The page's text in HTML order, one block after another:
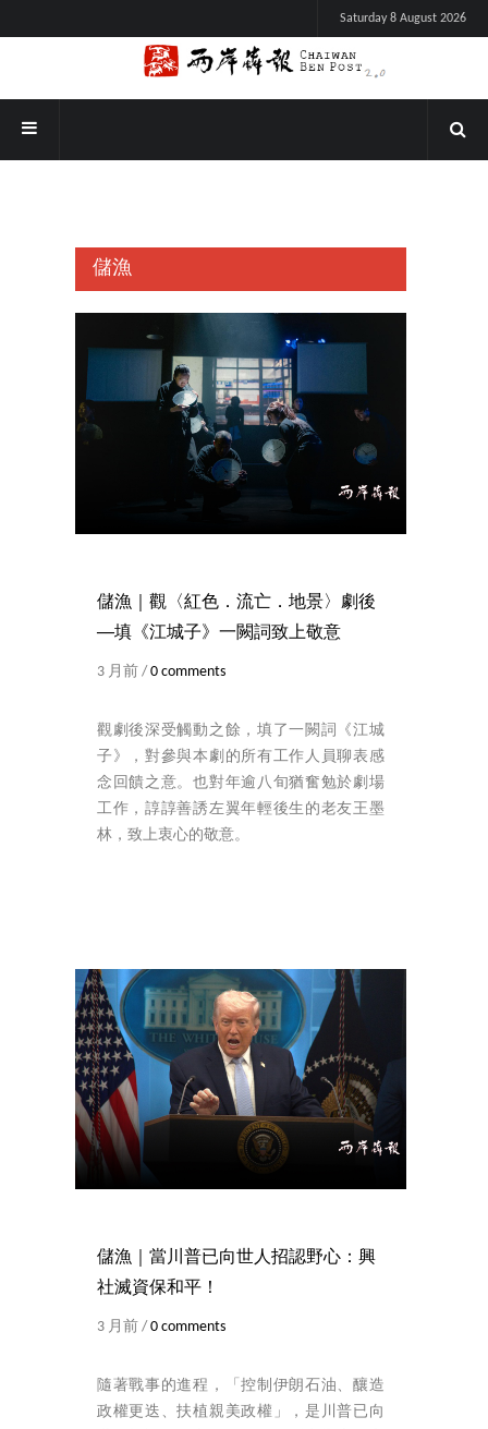
Saturday 8 August 2026
儲漁
儲漁｜觀〈紅色．流亡．地景〉劇後
──填《江城子》一闕詞致上敬意
3 月前 /0 comments
觀劇後深受觸動之餘，填了一闕詞《江城
子》，對參與本劇的所有工作人員聊表感
念回饋之意。也對年逾八旬猶奮勉於劇場
工作，諄諄善誘左翼年輕後生的老友王墨
林，致上衷心的敬意。
儲漁｜當川普已向世人招認野心：興
社滅資保和平！
3 月前 / 0 comments
隨著戰事的進程，「控制伊朗石油、釀造
政權更迭、扶植親美政權」，是川普已向